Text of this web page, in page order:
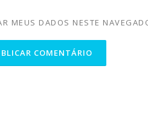
MEUS DADOS NESTE